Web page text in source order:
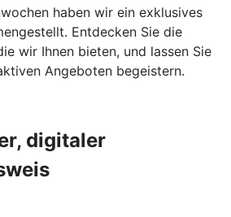
haben wir ein exklusives
Entdecken Sie die
wir Ihnen bieten, und lassen Sie
Angeboten begeistern.
digitaler